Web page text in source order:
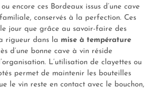
encore ces Bordeaux issus d’une cave
conservés à la perfection. Ces
jour que grâce au savoir-faire des
rigueur dans la mise à température
d’une bonne cave à vin réside
L’utilisation de clayettes ou
permet de maintenir les bouteilles
le vin reste en contact avec le bouchon,